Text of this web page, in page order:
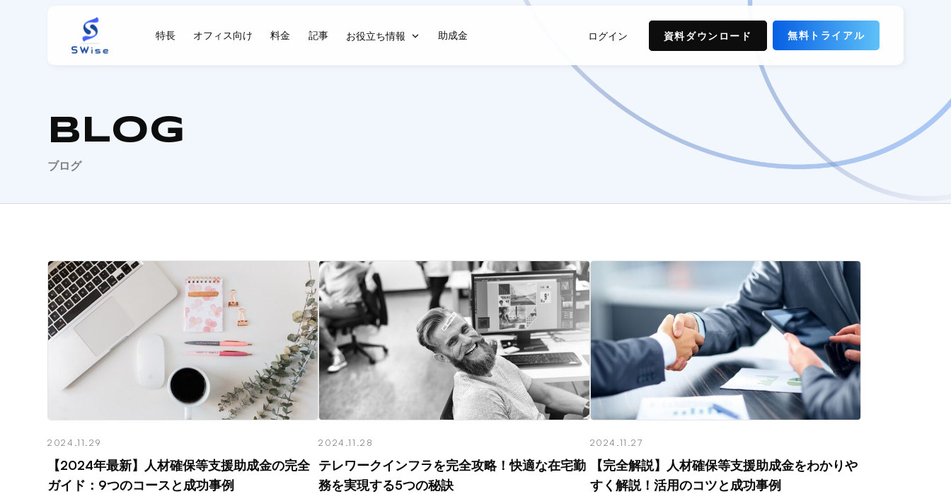
特長 オフィス向け 料金 記事 お役立ち情報 助成金 ログイン 資料ダウンロード 無料トライアル
BLOG
ブログ
2024.11.29
【2024年最新】人材確保等支援助成金の完全
ガイド：9つのコースと成功事例
2024.11.28
テレワークインフラを完全攻略！快適な在宅勤
務を実現する5つの秘訣
2024.11.27
【完全解説】人材確保等支援助成金をわかりや
すく解説！活用のコツと成功事例